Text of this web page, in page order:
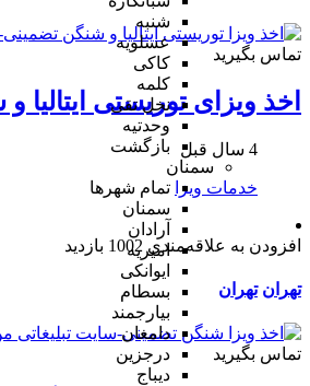
شنبه
عسلویه
کاکی
کلمه
نخل تقی
وحدتیه
بازگشت
سمنان
تمام شهر‌ها
سمنان
آرادان
امیریه
ایوانکی
بسطام
بیارجمند
دامغان
درجزین
دیباج
تماس بگیرید
اخذ ویزای توریستی
4 سال قبل
خدمات ویزا
افزودن به علاقه‌مندی 1002 بازدید
تهران تهران
تماس بگیرید